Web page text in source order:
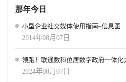
那年今日
小型企业社交媒体使用指南–信息图
2014年08月07日
领跑！联通数科位居数字政府一体化
2024年08月07日